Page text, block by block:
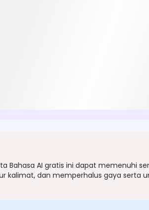
Bahasa AI gratis ini dapat memenuhi
dan memperhalus gaya serta